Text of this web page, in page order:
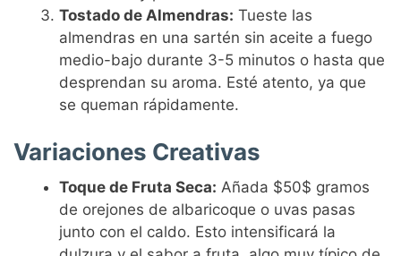
Tostado de Almendras: Tueste las
almendras en una sartén sin aceite a fuego
medio-bajo durante 3-5 minutos o hasta que
desprendan su aroma. Esté atento, ya que
se queman rápidamente.
Variaciones Creativas
Toque de Fruta Seca: Añada $50$ gramos
de orejones de albaricoque o uvas pasas
junto con el caldo. Esto intensificará la